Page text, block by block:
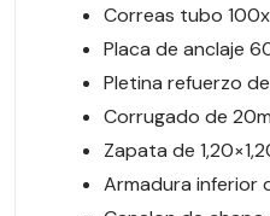
Correas tubo
Placa de anclaje
Pletina refuerzo
Corrugado de
Zapata de
Armadura inferior